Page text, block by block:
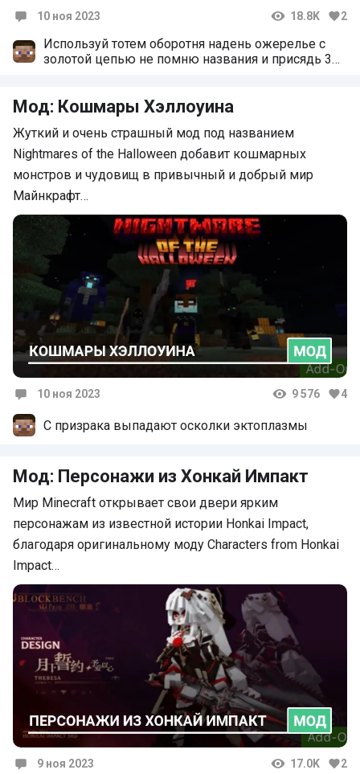
10 ноя 2023 18.8K 2
Используй тотем оборотня надень ожерелье с
золотой цепью не помню названия и присядь 3
Мод: Кошмары Хэллоуина
Жуткий и очень страшный мод под названием
Nightmares of the Halloween добавит кошмарных
монстров и чудовищ в привычный и добрый мир
Майнкрафт…
10 ноя 2023 9 576 4
С призрака выпадают осколки эктоплазмы
Мод: Персонажи из Хонкай Импакт
Мир Minecraft открывает свои двери ярким
персонажам из известной истории Honkai Impact,
благодаря оригинальному моду Characters from Honkai
Impact…
9 ноя 2023 17.0K 2